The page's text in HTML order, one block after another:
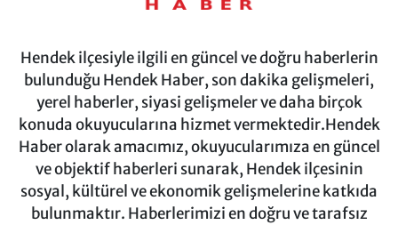
Hendek ilçesiyle ilgili en güncel ve doğru haberlerin
bulunduğu Hendek Haber, son dakika gelişmeleri,
yerel haberler, siyasi gelişmeler ve daha birçok
konuda okuyucularına hizmet vermektedir.Hendek
Haber olarak amacımız, okuyucularımıza en güncel
ve objektif haberleri sunarak, Hendek ilçesinin
sosyal, kültürel ve ekonomik gelişmelerine katkıda
bulunmaktır. Haberlerimizi en doğru ve tarafsız